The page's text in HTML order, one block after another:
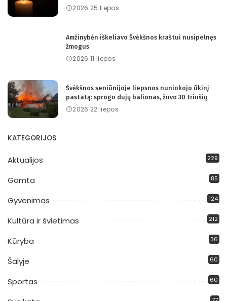
2026 25 liepos
Amžinybėn iškeliavo Švėkšnos kraštui nusipelnęs
žmogus
2026 11 liepos
Švėkšnos seniūnijoje liepsnos nuniokojo ūkinį
pastatą: sprogo dujų balionas, žuvo 30 triušių
2026 22 liepos
KATEGORIJOS
Aktualijos 229
Gamta 85
Gyvenimas 124
Kultūra ir švietimas 212
Kūryba 36
Šalyje 60
Sportas 60